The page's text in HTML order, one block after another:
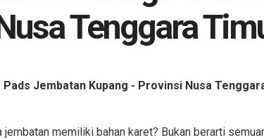
Tenggara
Jembatan Kupang - Provinsi Nusa
jembatan memiliki bahan karet? Bukan berarti